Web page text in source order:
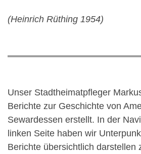
(Heinrich Rüthing 1954)
Unser Stadtheimatpfleger
Berichte zur Geschichte von
Sewardessen erstellt. In der
linken Seite haben wir
Berichte übersichtlich darstellen